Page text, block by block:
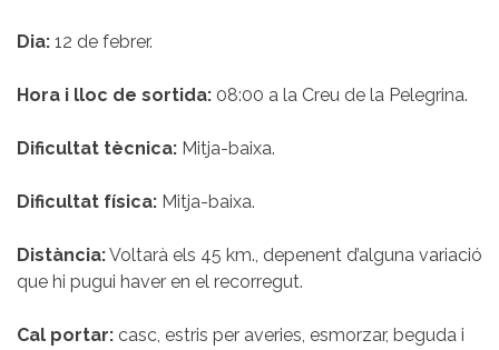
Dia: 12 de febrer.
Hora i lloc de sortida: 08:00 a la Creu de la Pelegrina.
Dificultat tècnica: Mitja-baixa.
Dificultat física: Mitja-baixa.
Distància:Voltarà els 45 km., depenent d’alguna variació
que hi pugui haver en el recorregut.
Cal portar: casc, estris per averies, esmorzar, beguda i